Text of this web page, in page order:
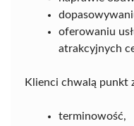
oferowaniu
atrakcyjnych
Klienci chwalą punkt
terminowość,